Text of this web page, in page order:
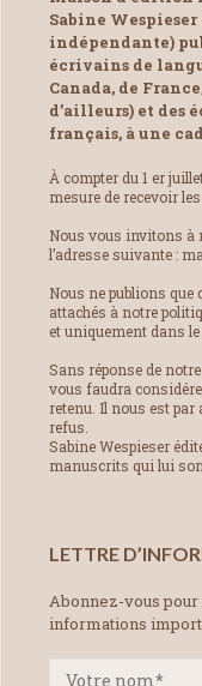
Sabine
indépendante)
écrivains de
Canada, de
d’ailleurs) et des
français, à une
À compter du 1 er
mesure de recevoir
Nous vous invitons à
l’adresse suivante :
Nous ne publions
attachés à notre
et uniquement dans
Sans réponse de
vous faudra
retenu. Il nous est
refus.
Sabine Wespieser
manuscrits qui lui
LETTRE
Abonnez-vous
informations